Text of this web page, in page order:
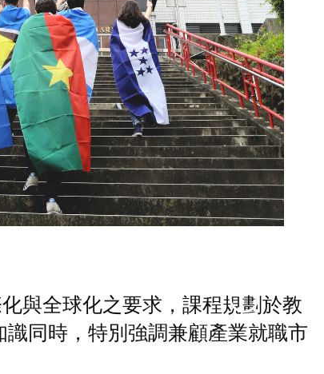
與全球化之要求，課程規劃於教
同時，特別強調兼顧產業就職市